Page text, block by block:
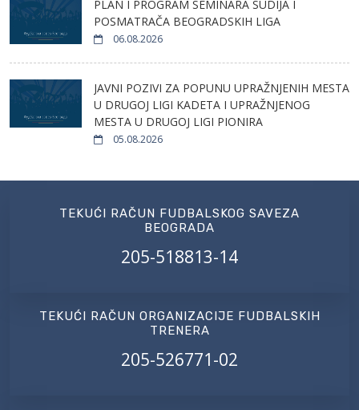
PLAN I PROGRAM SEMINARA SUDIJA I
POSMATRAČA BEOGRADSKIH LIGA
06.08.2026
JAVNI POZIVI ZA POPUNU UPRAŽNJENIH MESTA
U DRUGOJ LIGI KADETA I UPRAŽNJENOG
MESTA U DRUGOJ LIGI PIONIRA
05.08.2026
TEKUĆI RAČUN FUDBALSKOG SAVEZA
BEOGRADA
205-518813-14
TEKUĆI RAČUN ORGANIZACIJE FUDBALSKIH
TRENERA
205-526771-02